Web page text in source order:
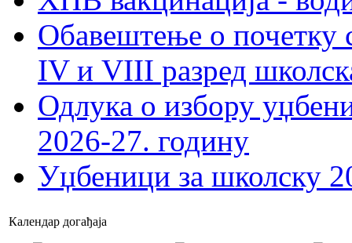
Обавештење о почетку
IV и VIII разред
Одлука о избору
2026-27. годину
Уџбеници за школску
Календар догађаја